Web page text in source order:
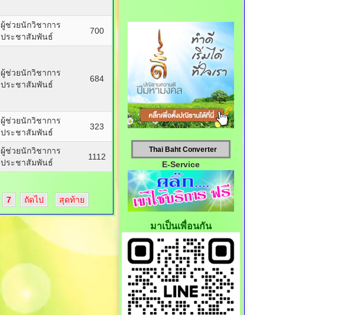
ผู้ช่วยนักวิชาการ
ประชาสัมพันธ์
700
ผู้ช่วยนักวิชาการ
ประชาสัมพันธ์
684
ผู้ช่วยนักวิชาการ
ประชาสัมพันธ์
323
ผู้ช่วยนักวิชาการ
ประชาสัมพันธ์
1112
7 ถัดไป สุดท้าย
Thai Baht Converter
E-Service
มาเป็นเพื่อนกัน